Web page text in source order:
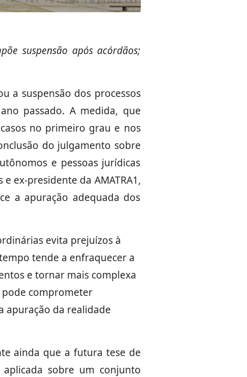
suspensão após acórdãos;
a suspensão dos processos
passado. A medida, que
no primeiro grau e nos
do julgamento sobre
e pessoas jurídicas
ex-presidente da AMATRA1,
a apuração adequada dos
evita prejuízos à
tende a enfraquecer a
e tornar mais complexa
comprometer
apuração da realidade
ainda que a futura tese de
sobre um conjunto